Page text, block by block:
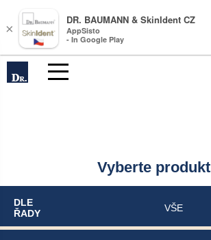
Vyberte produkt
DLE
ŘADY
VŠE
×
DR. BAUMANN & SkinIdent CZ
AppSisto
- In Google Play